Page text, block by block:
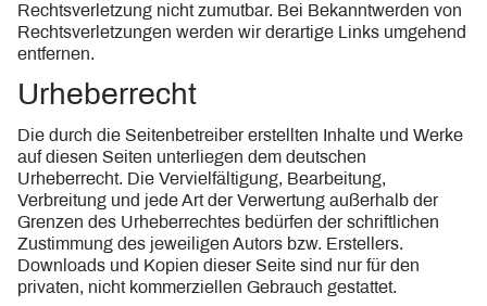
Rechtsverletzung nicht zumutbar. Bei Bekanntwerden von
Rechtsverletzungen werden wir derartige Links umgehend
entfernen.
Urheberrecht
Die durch die Seitenbetreiber erstellten Inhalte und Werke
auf diesen Seiten unterliegen dem deutschen
Urheberrecht. Die Vervielfältigung, Bearbeitung,
Verbreitung und jede Art der Verwertung außerhalb der
Grenzen des Urheberrechtes bedürfen der schriftlichen
Zustimmung des jeweiligen Autors bzw. Erstellers.
Downloads und Kopien dieser Seite sind nur für den
privaten, nicht kommerziellen Gebrauch gestattet.